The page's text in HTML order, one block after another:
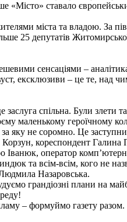
«Місто» ставало
міста та владою. За
25 депутатів
сенсаціями –
ексклюзиви – це те, над
спільна. Були злети
маленькому героїчному
яку не соромно. Це
Корзун, кореспондент Галина
Іванюк, оператор
та всім-всім, кого не
Назаровська.
грандіозні плани на
– формуймо газету